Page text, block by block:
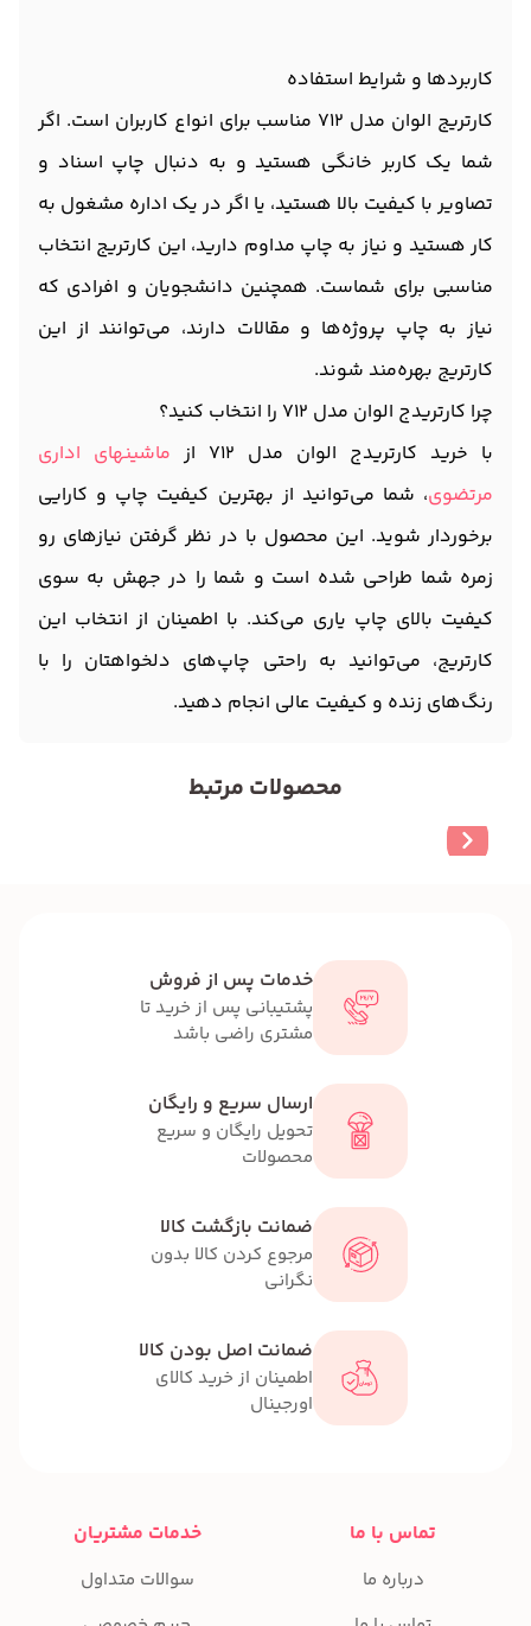
کاربردها و شرایط استفاده
کارتریج الوان مدل 712 مناسب برای انواع کاربران است. اگر
شما یک کاربر خانگی هستید و به دنبال چاپ اسناد و
تصاویر با کیفیت بالا هستید، یا اگر در یک اداره مشغول به
کار هستید و نیاز به چاپ مداوم دارید، این کارتریج انتخاب
مناسبی برای شماست. همچنین دانشجویان و افرادی که
نیاز به چاپ پروژه‌ها و مقالات دارند، می‌توانند از این
کارتریج بهره‌مند شوند.
چرا کارتریدج الوان مدل 712 را انتخاب کنید؟
با خرید کارتریدج الوان مدل 712 از
ماشینهای اداری
مرتضوی، شما می‌توانید از بهترین کیفیت چاپ و کارایی
برخوردار شوید. این محصول با در نظر گرفتن نیازهای رو
زمره شما طراحی شده است و شما را در جهش به سوی
کیفیت بالای چاپ یاری می‌کند. با اطمینان از انتخاب این
کارتریج، می‌توانید به راحتی چاپ‌های دلخواهتان را با
رنگ‌های زنده و کیفیت عالی انجام دهید.
محصولات مرتبط
خدمات پس از فروش
پشتیبانی پس از خرید تا
مشتری راضی باشد
ارسال سریع و رایگان
تحویل رایگان و سریع
محصولات
ضمانت بازگشت کالا
مرجوع کردن کالا بدون
نگرانی
ضمانت اصل بودن کالا
اطمینان از خرید کالای
اورجینال
تماس با ما
درباره ما
خدمات مشتریان
سوالات متداول